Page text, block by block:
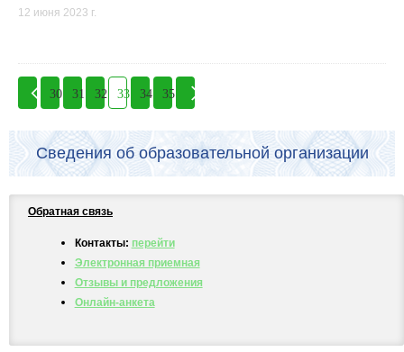
12 июня 2023 г.
30 31 32 33 34 35
Сведения об образовательной организации
Обратная связь
Контакты: перейти
Электронная приемная
Отзывы и предложения
Онлайн-анкета